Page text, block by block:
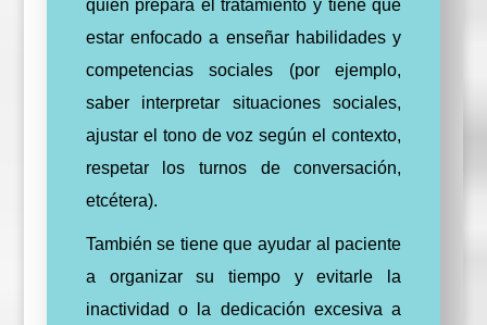
quien prepara el tratamiento y tiene que
estar enfocado a enseñar habilidades y
competencias sociales (por ejemplo,
saber interpretar situaciones sociales,
ajustar el tono de voz según el contexto,
respetar los turnos de conversación,
etcétera).
También se tiene que ayudar al paciente
a organizar su tiempo y evitarle la
inactividad o la dedicación excesiva a